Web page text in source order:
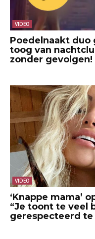
VIDEO
Poedelnaakt duo
toog van
zonder gevolgen!
VIDEO
‘Knappe mama’
“Je toont te veel
gerespecteerd te